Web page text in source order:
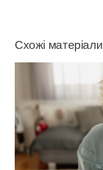
Схожі матеріали